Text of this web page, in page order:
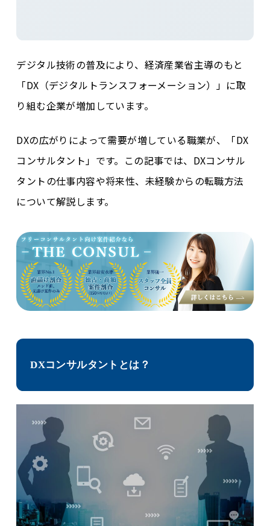
デジタル技術の普及により、経済産業省主導のもと
「DX（デジタルトランスフォーメーション）」に取
り組む企業が増加しています。
DXの広がりによって需要が増している職業が、「DX
コンサルタント」です。この記事では、DXコンサル
タントの仕事内容や将来性、未経験からの転職方法
について解説します。
DXコンサルタントとは？